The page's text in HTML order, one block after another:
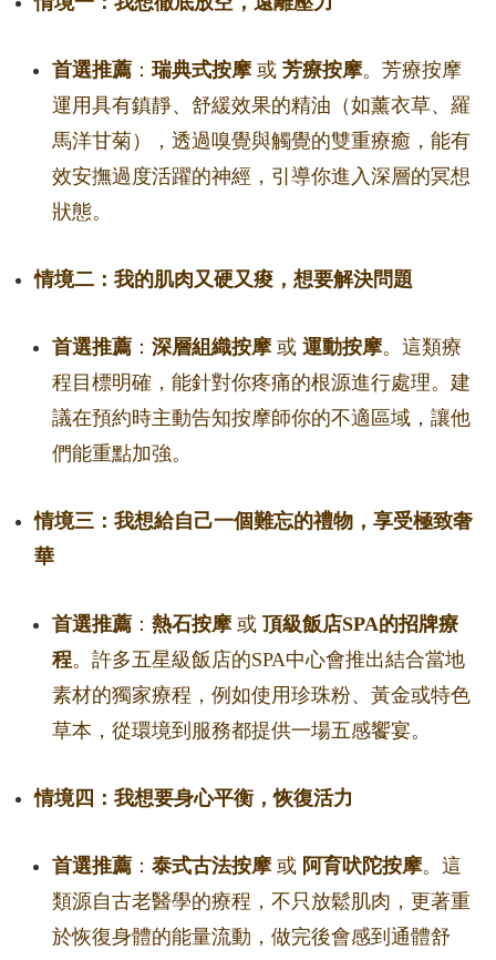
首選推薦 ： 瑞典式按摩或 芳療按摩。芳療按摩
運用具有鎮靜、舒緩效果的精油（如薰衣草、羅
馬洋甘菊），透過嗅覺與觸覺的雙重療癒，能有
效安撫過度活躍的神經，引導你進入深層的冥想
狀態。
情境二：我的肌肉又硬又痠，想要解決問題
首選推薦 ： 深層組織按摩或 運動按摩。這類療
程目標明確，能針對你疼痛的根源進行處理。建
議在預約時主動告知按摩師你的不適區域，讓他
們能重點加強。
情境三：我想給自己一個難忘的禮物，享受極致奢
華
首選推薦 ： 熱石按摩或 頂級飯店SPA的招牌療
程。許多五星級飯店的SPA中心會推出結合當地
素材的獨家療程，例如使用珍珠粉、黃金或特色
草本，從環境到服務都提供一場五感饗宴。
情境四：我想要身心平衡，恢復活力
首選推薦 ： 泰式古法按摩或 阿育吠陀按摩。這
類源自古老醫學的療程，不只放鬆肌肉，更著重
於恢復身體的能量流動，做完後會感到通體舒